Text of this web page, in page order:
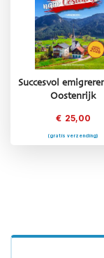
Succesvol
Oostenrijk
€ 25,00
(gratis verzending)
Succesvol
(gratis